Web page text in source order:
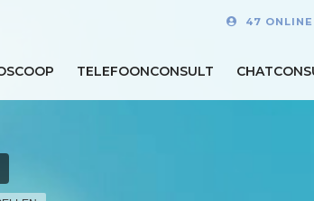
47
TELEFOONCONSULT